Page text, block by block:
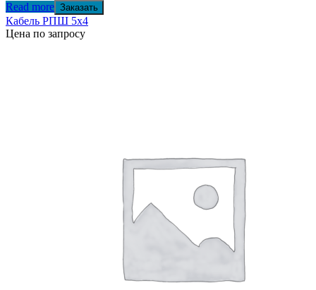
Read more Заказать
Кабель РПШ 5х4
Цена по запросу